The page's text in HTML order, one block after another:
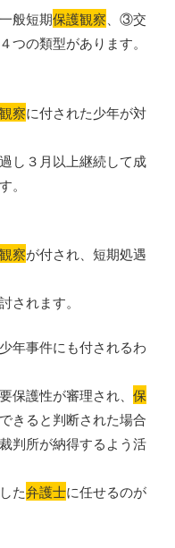
般短期保護観察、③交
つの類型があります。
察に付された少年が対
し３月以上継続して成
。
察が付され、短期処遇
されます。
年事件にも付されるわ
保護性が審理され、保
きると判断された場合
判所が納得するよう活
た弁護士に任せるのが